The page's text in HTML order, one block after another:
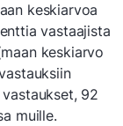
keskiarvoa
vastaajista
keskiarvo
92
muille.